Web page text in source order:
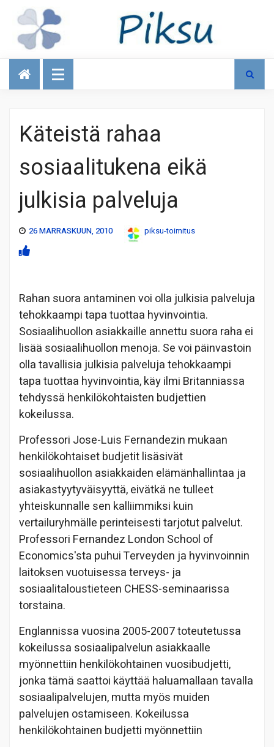
Talous
Käteistä rahaa
sosiaalitukena eikä
julkisia palveluja
26 MARRASKUUN, 2010 piksu-toimitus
Rahan suora antaminen voi olla julkisia palveluja
tehokkaampi tapa tuottaa hyvinvointia.
Sosiaalihuollon asiakkaille annettu suora raha ei
lisää sosiaalihuollon menoja. Se voi päinvastoin
olla tavallisia julkisia palveluja tehokkaampi
tapa tuottaa hyvinvointia, käy ilmi Britanniassa
tehdyssä henkilökohtaisten budjettien
kokeilussa.
Professori Jose-Luis Fernandezin mukaan
henkilökohtaiset budjetit lisäsivät
sosiaalihuollon asiakkaiden elämänhallintaa ja
asiakastyytyväisyyttä, eivätkä ne tulleet
yhteiskunnalle sen kalliimmiksi kuin
vertailuryhmälle perinteisesti tarjotut palvelut.
Professori Fernandez London School of
Economics'sta puhui Terveyden ja hyvinvoinnin
laitoksen vuotuisessa terveys- ja
sosiaalitaloustieteen CHESS-seminaarissa
torstaina.
Englannissa vuosina 2005-2007 toteutetussa
kokeilussa sosiaalipalvelun asiakkaalle
myönnettiin henkilökohtainen vuosibudjetti,
jonka tämä saattoi käyttää haluamallaan tavalla
sosiaalipalvelujen, mutta myös muiden
palvelujen ostamiseen. Kokeilussa
henkilökohtainen budjetti myönnettiin